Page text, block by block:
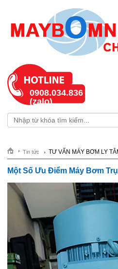
0908.034.836
(zalo)
Tin tức TƯ VẤN MÁY BƠM LY
Một Số Ưu Điểm Máy Bơm